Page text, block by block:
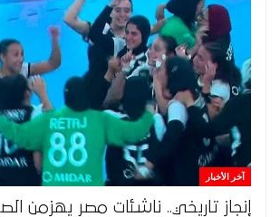
آخر الأخبار
إنجاز تاريخي.. ناشئات مصر يهزمن